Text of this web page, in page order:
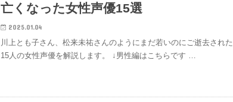
亡くなった女性声優15選
2025.01.04
川上とも子さん、松来未祐さんのようにまだ若いのにご逝去された
15人の女性声優を解説します。 ↓男性編はこちらです …